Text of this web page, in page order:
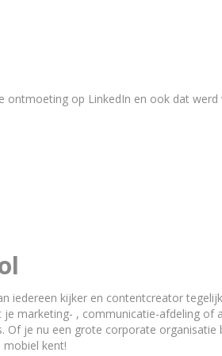
op LinkedIn en ook dat werd
iedereen kijker en contentcreator
marketing- , communicatie-afdeling
je nu een grote corporate
kent!